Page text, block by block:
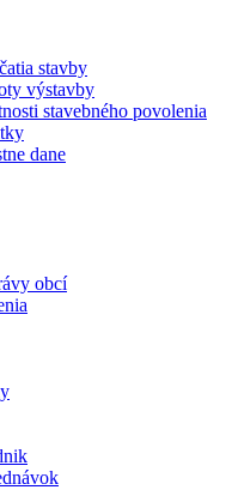
stavby
výstavby
stavebného povolenia
dane
obcí